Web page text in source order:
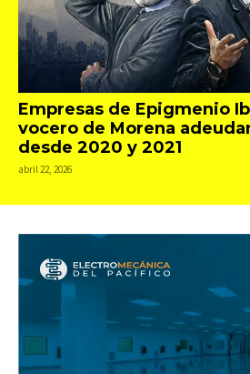
Empresas de Epigmenio
vocero de Morena
desde 2020 y 2021
abril 22, 2026